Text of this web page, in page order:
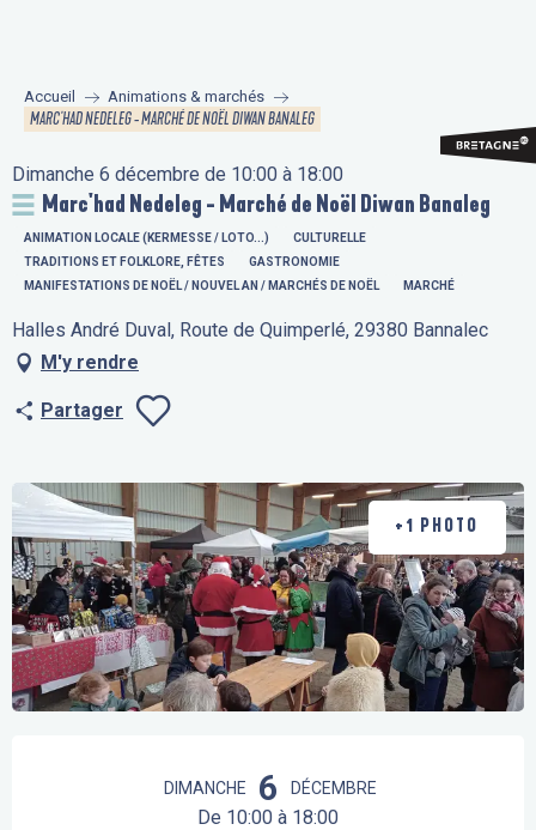
principal
Accueil Animations & marchés
MARC'HAD NEDELEG - MARCHÉ DE NOËL DIWAN BANALEG
Dimanche 6 décembre de 10:00 à 18:00
Marc'had Nedeleg - Marché de Noël Diwan Banaleg
ANIMATION LOCALE (KERMESSE / LOTO...)
CULTURELLE
TRADITIONS ET FOLKLORE, FÊTES
GASTRONOMIE
MANIFESTATIONS DE NOËL / NOUVEL AN / MARCHÉS DE NOËL
MARCHÉ
Halles André Duval, Route de Quimperlé, 29380 Bannalec
M'y rendre
Partager
+1 PHOTO
DIMANCHE 6 DÉCEMBRE
De 10:00 à 18:00